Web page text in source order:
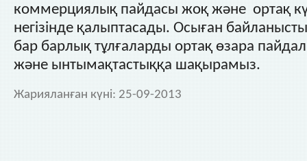
коммерциялық пайдасы жоқ және ортақ
негізінде қалыптасады. Осыған
бар барлық тұлғаларды ортақ өзара
және ынтымақтастыққа шақырамыз.
Жарияланған күні: 25-09-2013